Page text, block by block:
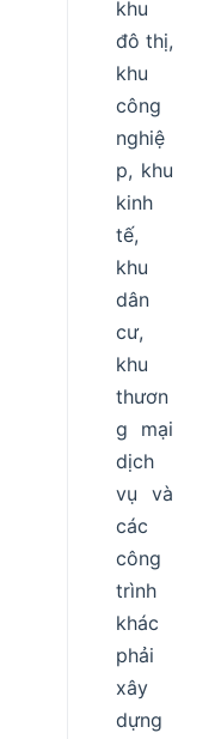
khu
đô thị,
khu
công
nghiệ
p, khu
kinh
tế,
khu
dân
cư,
khu
thươn
g mại
dịch
vụ và
các
công
trình
khác
phải
xây
dựng